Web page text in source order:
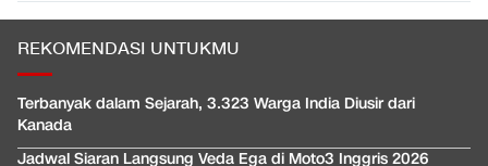
REKOMENDASI UNTUKMU
Terbanyak dalam Sejarah, 3.323 Warga India Diusir dari
Kanada
Jadwal Siaran Langsung Veda Ega di Moto3 Inggris 2026